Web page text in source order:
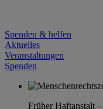
Spenden & helfen
Aktuelles
Veranstaltungen
Spenden
Früher Haftanstalt